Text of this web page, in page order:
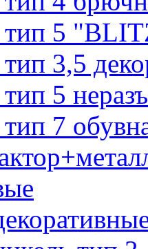
тип 5
3,5
5
7